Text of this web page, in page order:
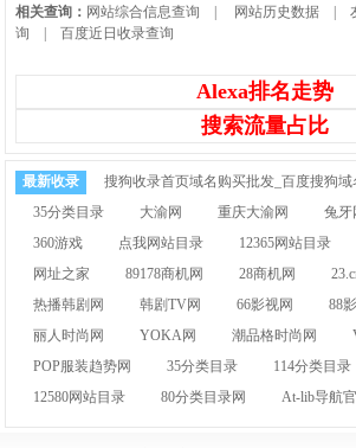
相关查询： 网站综合信息查询 网站历史数据 |
询
|百度近日收录查询
Alexa排名走势
搜索流量占比
最新收录
搜狗收录首页域名购买批发_百度搜狗
35分类目录
大渝网 重庆大渝网 兔牙
360游戏
点我网站目录 12365网站目录
网址之家
89178商机网 28商机网
热播韩剧网
韩剧TV网 66影视网 88
丽人时尚网
YOKA网 潮品格时尚网
POP服装趋势网
35分类目录 114分类目录
12580网站目录
80分类目录网 At-lib导航